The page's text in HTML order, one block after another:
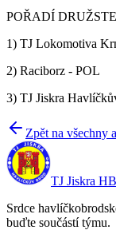
POŘADÍ
1) TJ Lokomotiva
2) Raciborz - POL
3) TJ Jiskra
Zpět na všechny
TJ Jiskra HB
Srdce
buďte součástí týmu.